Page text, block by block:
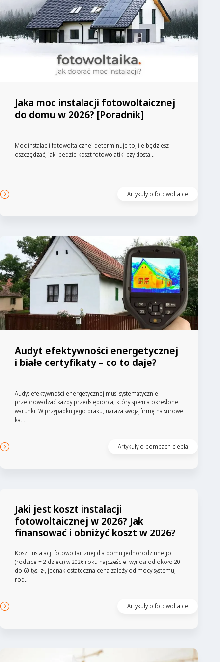
Jaka moc instalacji fotowoltaicznej
do domu w 2026? [Poradnik]
Moc instalacji fotowoltaicznej determinuje to, ile będziesz
oszczędzać, jaki będzie koszt fotowolatiki czy dosta...
Artykuły o fotowoltaice
Audyt efektywności energetycznej
i białe certyfikaty – co to daje?
Audyt efektywności energetycznej musi systematycznie
przeprowadzać każdy przedsiębiorca, który spełnia określone
warunki. W przypadku jego braku, naraża swoją firmę na surowe
ka...
Artykuły o pompach ciepła
Jaki jest koszt instalacji
fotowoltaicznej w 2026? Jak
finansować i obniżyć koszt w 2026?
Koszt instalacji fotowoltaicznej dla domu jednorodzinnego
(rodzice + 2 dzieci) w 2026 roku najczęściej wynosi od około 20
do 60 tys. zł, jednak ostateczna cena zależy od mocy systemu,
rod...
Artykuły o fotowoltaice